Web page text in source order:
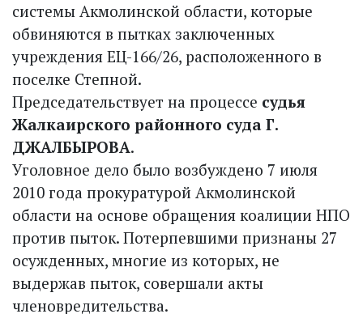
системы Акмолинской области, которые
обвиняются в пытках заключенных
учреждения ЕЦ-166/26, расположенного в
поселке Степной.
Председательствует на процессе судья
Жалкаирского районного суда Г.
ДЖАЛБЫРОВА.
Уголовное дело было возбуждено 7 июля
2010 года прокуратурой Акмолинской
области на основе обращения коалиции НПО
против пыток. Потерпевшими признаны 27
осужденных, многие из которых, не
выдержав пыток, совершали акты
членовредительства.